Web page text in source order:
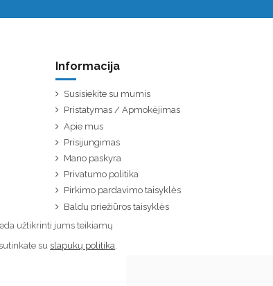
Informacija
Susisiekite su mumis
Pristatymas / Apmokėjimas
Apie mus
Prisijungimas
Mano paskyra
Privatumo politika
Pirkimo pardavimo taisyklės
Baldų priežiūros taisyklės
užtikrinti jums teikiamų
su slapukų politika